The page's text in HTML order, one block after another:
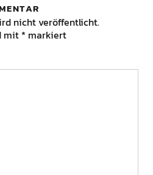
nicht veröffentlicht.
mit * markiert